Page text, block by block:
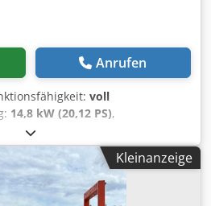
Anrufen
voll
14,8 kW (20,12 PS),
, Leergewicht:
4.800 h, HAMM HD 10 C VT
4800 h 14,8 KW Kubota Motor
Eorf Kantenschneiderad
Kleinanzeige